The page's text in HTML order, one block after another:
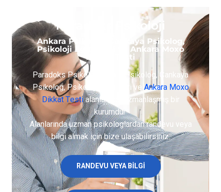
Paradoks Psikoloji
Ankara Psikolog, Çankaya Psikolog,
Psikoloji Eğitimleri ve Ankara Moxo
Dikkat Testi
Paradoks Psikoloji Ankara Psikolog, Çankaya
Psikolog, Psikoloji Eğitimleri ve Ankara Moxo
Dikkat Testialanlarında uzmanlaşmış bir
kurumdur.
Alanlarında uzman psikologlardan randevu veya
bilgi almak için bize ulaşabilirsiniz.
RANDEVU VEYA BILGI